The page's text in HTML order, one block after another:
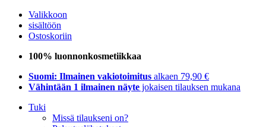
Valikkoon
sisältöön
Ostoskoriin
100% luonnonkosmetiikkaa
Suomi: Ilmainen vakiotoimitus alkaen 79,90 €
Vähintään 1 ilmainen näyte jokaisen tilauksen mukana
Tuki
Missä tilaukseni on?